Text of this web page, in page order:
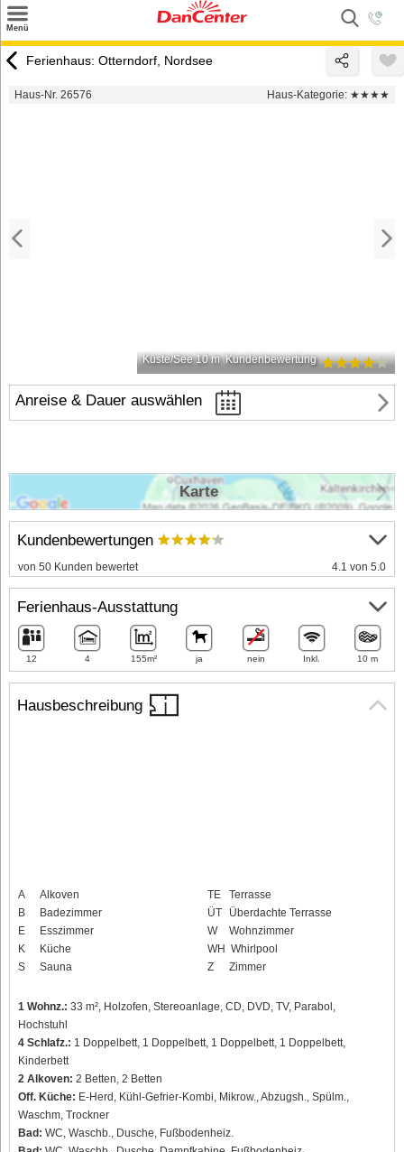
Menü
Urlaubsziele
Ferienhaus: Otterndorf, Nordsee
Haus-Nr. 26576 Haus-Kategorie: ★★★★
Küste/See 10 m Kundenbewertung
Anreise & Dauer auswählen
Hausbeschreibung
A
Alkoven
B
Badezimmer
E
Esszimmer
K
Küche
S
Sauna
TE
Terrasse
ÜT
Überdachte Terrasse
W
Wohnzimmer
WH Whirlpool
Z
Zimmer
1 Wohnz.: 33 m², Holzofen, Stereoanlage, CD, DVD, TV, Parabol,
Hochstuhl
4 Schlafz.: 1 Doppelbett, 1 Doppelbett, 1 Doppelbett, 1 Doppelbett,
Kinderbett
2 Alkoven: 2 Betten, 2 Betten
Off. Küche: E-Herd, Kühl-Gefrier-Kombi, Mikrow., Abzugsh., Spülm.,
Waschm, Trockner
Bad: WC, Waschb., Dusche, Fußbodenheiz.
Kundenbewertungen
von 50 Kunden bewertet 4.1 von 5.0
Ferienhaus-Ausstattung
12 4 155m² ja nein Inkl. 10 m
Karte